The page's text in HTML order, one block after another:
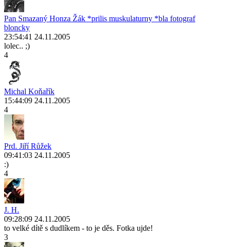
Pan Smazaný Honza Žák *prilis muskulaturny *bla fotograf
bloncky
23:54:41 24.11.2005
lolec.. ;)
4
Michal Koňařík
15:44:09 24.11.2005
4
Prd. Jiří Růžek
09:41:03 24.11.2005
:)
4
J. H.
09:28:09 24.11.2005
to velké dítě s dudlíkem - to je děs. Fotka ujde!
3